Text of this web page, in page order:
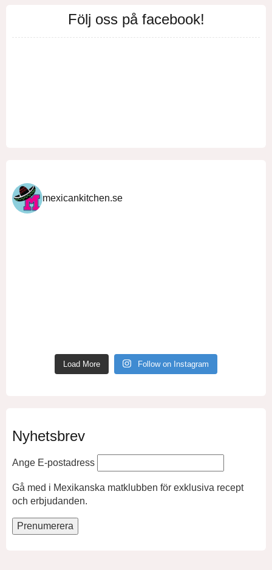
Följ oss på facebook!
mexicankitchen.se
Load More Follow on Instagram
Nyhetsbrev
Ange E-postadress
Gå med i Mexikanska matklubben för exklusiva recept
och erbjudanden.